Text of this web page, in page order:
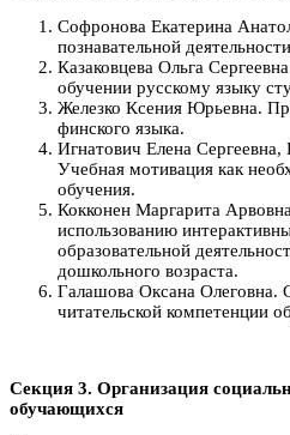
Софронова Екатерина
познавательной
Казаковцева Ольга
обучении русскому языку
Железко Ксения Юрьевна.
финского языка.
Игнатович Елена
Учебная мотивация как
обучения.
Кокконен Маргарита
использованию
образовательной
дошкольного возраста.
Галашова Оксана Олеговна.
читательской компетенции
Секция 3. Организация
обучающихся